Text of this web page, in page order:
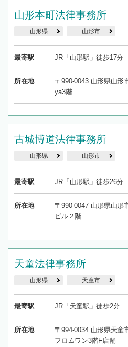
山形本町法律事務所
山形県 山形市
最寄駅 JR「山形駅」徒歩17分
所在地
〒990-0043 山形県山形
ya3階
古城博道法律事務所
山形県 山形市
最寄駅 JR「山形駅」徒歩26分
所在地
〒990-0047 山形県山形
ビル２階
天童法律事務所
山形県 天童市
最寄駅 JR「天童駅」徒歩2分
所在地
〒994-0034 山形県天童
フロムワン3階F店舗